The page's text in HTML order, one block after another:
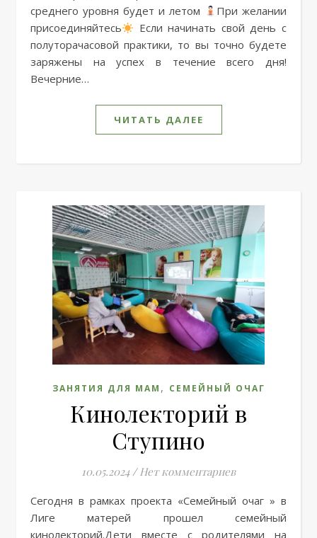
среднего уровня будет и летом
При желании
присоединяйтесь
Если начинать свой день с
полуторачасовой практики, то вы точно будете
заряжены на успех в течение всего дня!
Вечерние…
ЧИТАТЬ ДАЛЕЕ
ЗАНЯТИЯ ДЛЯ МАМ , СЕМЕЙНЫЙ ОЧАГ
Кинолекторий в
Ступино
10.05.2024 / Нет комментариев
Сегодня в рамках проекта «Семейный очаг » в
Лиге матерей прошел семейный
кинолекторий.Дети вместе с родителями на